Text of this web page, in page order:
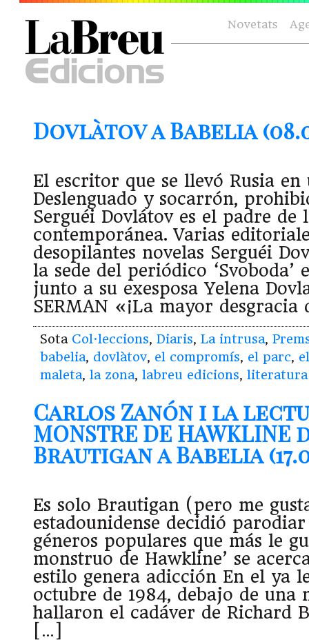
Novetats
Dovlàtov a Babelia
El escritor que se llevó Rusia en
Deslenguado y socarrón,
Serguéi Dovlátov es el padre
contemporánea. Varias
desopilantes novelas Serguéi
la sede del periódico ‘Svoboda’
junto a su exesposa Yelena
SERMAN «¡La mayor
Sota Col·leccions, Diaris, La intrusa,
babelia, dovlàtov, el compromís, el parc,
maleta, la zona, labreu edicions, literatura
Carlos Zanón i la
MONSTRE DE
Brautigan a Babelia
Es solo Brautigan (pero me
estadounidense decidió
géneros populares que más le
monstruo de Hawkline’ se
estilo genera adicción En el ya
octubre de 1984, debajo de una
hallaron el cadáver de Richard
[…]